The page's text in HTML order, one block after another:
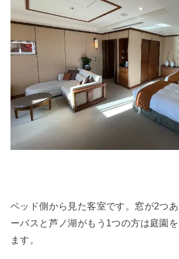
ベッド側から見た客室です。窓が2つ
ーバスと芦ノ湖がもう1つの方は庭園
ます。